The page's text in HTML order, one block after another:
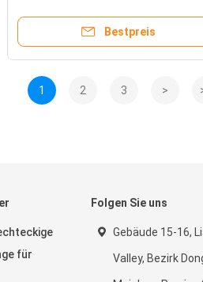
Bestpreis
1 2 3 >
für
Folgen Sie uns
Gebäude 15-16,
Valley, Bezirk